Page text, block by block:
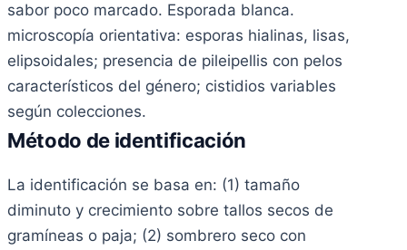
sabor poco marcado. Esporada blanca.
microscopía orientativa: esporas hialinas, lisas,
elipsoidales; presencia de pileipellis con pelos
característicos del género; cistidios variables
según colecciones.
Método de identificación
La identificación se basa en: (1) tamaño
diminuto y crecimiento sobre tallos secos de
gramíneas o paja; (2) sombrero seco con